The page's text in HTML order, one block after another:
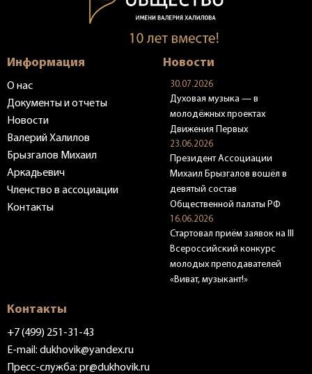
Информация
О нас
Документы и отчеты
Новости
Валерий Халилов
Брызгалов Михаил
Аркадьевич
Членство в ассоциации
Контакты
Новости
30.07.2026
Духовая музыка — в
молодёжных проектах
Движения Первых
23.06.2026
Президент Ассоциации
Михаил Брызгалов вошёл в
девятый состав
Общественной палаты РФ
16.06.2026
Стартовал приём заявок на III
Всероссийский конкурс
молодых преподавателей
«Виват, музыкант!»
Контакты
+7 (499) 251-31-43
E-mail: dukhovik@yandex.ru
Пресс-служба: pr@dukhovik.ru